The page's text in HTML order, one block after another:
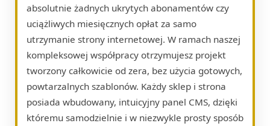
absolutnie żadnych ukrytych abonamentów czy
uciążliwych miesięcznych opłat za samo
utrzymanie strony internetowej. W ramach naszej
kompleksowej współpracy otrzymujesz projekt
tworzony całkowicie od zera, bez użycia gotowych,
powtarzalnych szablonów. Każdy sklep i strona
posiada wbudowany, intuicyjny panel CMS, dzięki
któremu samodzielnie i w niezwykle prosty sposób